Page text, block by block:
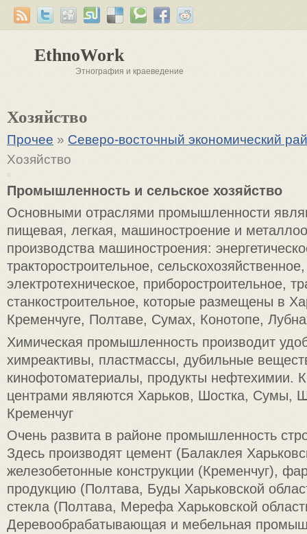
EthnoWork
Этнография и краеведение
Хозяйство
Прочее » Северо-восточный экономический
Хозяйство
Промышленность и сельское хозяйство
Основными отраслями промышленности
пищевая, легкая, машиностроение и
производства машиностроения:
тракторостроительное, сельскохозяйственное,
электротехническое, приборостроительное,
станкостроительное, которые размещены в
Кременчуге, Полтаве, Сумах, Конотопе,
Химическая промышленность производит
химреактивы, пластмассы, дубильные
кинофотоматериалы, продукты нефтехимии.
центрами являются Харьков, Шостка, Сумы,
Кременчуг
Очень развита в районе промышленность
Здесь производят цемент (Балаклея
железобетонные конструкции (Кременчуг),
продукцию (Полтава, Буды Харьковской
стекла (Полтава, Мерефа Харьковской
Деревообрабатывающая и мебельная